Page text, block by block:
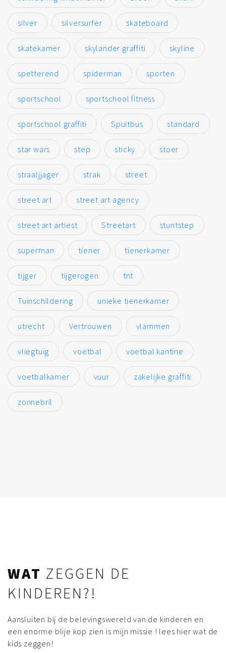
silver silversurfer skateboard
skatekamer skylander graffiti skyline
spetterend spiderman sporten
sportschool sportschool fitness
sportschool graffiti Spuitbus standard
star wars step sticky stoer
straaljjager strak street
street art street art agency
street art artiest Streetart stuntstep
superman tiener tienerkamer
tijger tijgerogen tnt
Tuinschildering unieke tienerkamer
utrecht Vertrouwen vlammen
vliegtuig voetbal voetbal kantine
voetbalkamer vuur zakelijke graffiti
zonnebril
WAT ZEGGEN DE
KINDEREN?!
Aansluiten bij de belevingswereld van de kinderen en
een enorme blije kop zien is mijn missie ! lees hier wat de
kids zeggen!